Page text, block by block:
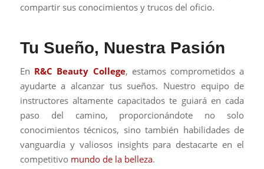
compartir sus conocimientos y trucos del oficio.
Tu Sueño, Nuestra Pasión
En R&C Beauty College, estamos comprometidos a
ayudarte a alcanzar tus sueños. Nuestro equipo de
instructores altamente capacitados te guiará en cada
paso del camino, proporcionándote no solo
conocimientos técnicos, sino también habilidades de
vanguardia y valiosos insights para destacarte en el
competitivo mundo de la belleza.